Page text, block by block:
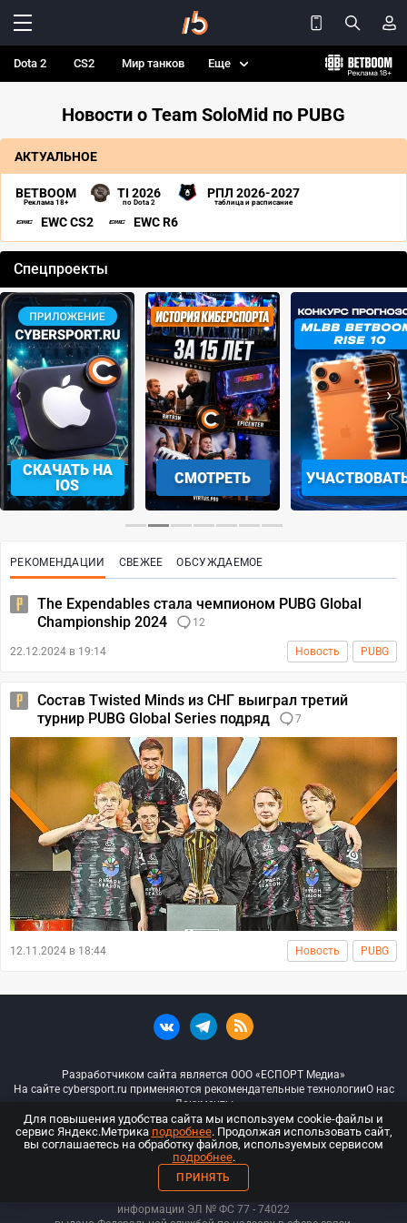
Dota 2 CS2 Мир танков Еще
Новости о Team SoloMid по PUBG
АКТУАЛЬНОЕ
BETBOOM
Реклама 18+
TI 2026
по Dota 2
РПЛ 2026-2027
таблица и расписание
EWC CS2 EWC R6
Спецпроекты
СКАЧАТЬ НА
IOS
СМОТРЕТЬ
‹ ›
РЕКОМЕНДАЦИИ СВЕЖЕЕ ОБСУЖДАЕМОЕ
The Expendables стала чемпионом PUBG Global
Championship 2024
12
22.12.2024 в 19:14 Новость PUBG
Состав Twisted Minds из СНГ выиграл третий
турнир PUBG Global Series подряд
7
12.11.2024 в 18:44 Новость PUBG
Разработчиком сайта является ООО «ЕСПОРТ Медиа»
На сайте cybersport.ru применяются рекомендательные технологииО нас
Документы
© ООО «Киберспорт.ру» — Все права защищены
18+
ООО «Киберспорт.ру». Свидетельство о регистрации средств массовой
информации ЭЛ № ФС 77 - 74022
Для повышения удобства сайта мы используем cookie-файлы и
сервис Яндекс.Метрика подробнее. Продолжая использовать сайт,
вы соглашаетесь на обработку файлов, используемых сервисом
подробнее.
ПРИНЯТЬ